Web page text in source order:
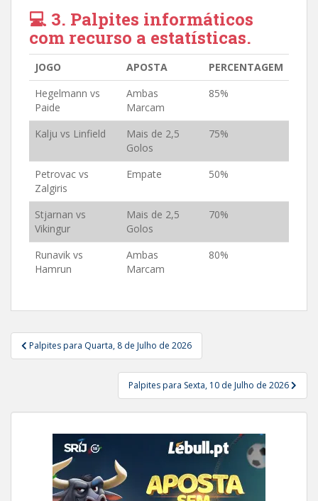
💻 3. Palpites informáticos
com recurso a estatísticas.
JOGO APOSTA
PERCENTAGEM
Hegelmann vs
Paide
Ambas
Marcam
85%
Kalju vs Linfield
Mais de 2,5
Golos
75%
Petrovac vs
Zalgiris
Empate 50%
Stjarnan vs
Vikingur
Mais de 2,5
Golos
70%
Runavik vs
Hamrun
Ambas
Marcam
80%
Navegação
de
Palpites para Quarta, 8 de Julho de 2026
Palpites para Sexta, 10 de Julho de 2026